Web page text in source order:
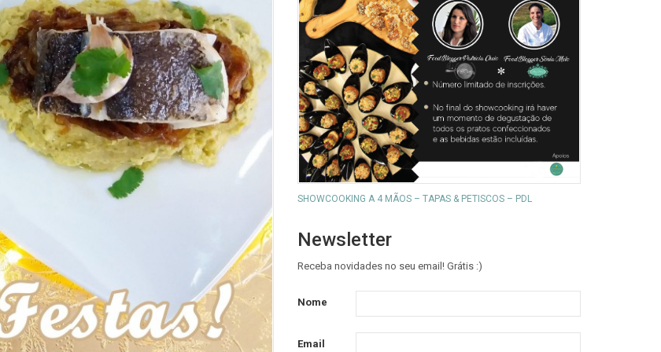
SHOWCOOKING A 4 MÃOS – TAPAS & PETISCOS – PDL
Newsletter
Receba novidades no seu email! Grátis :)
Nome
Email